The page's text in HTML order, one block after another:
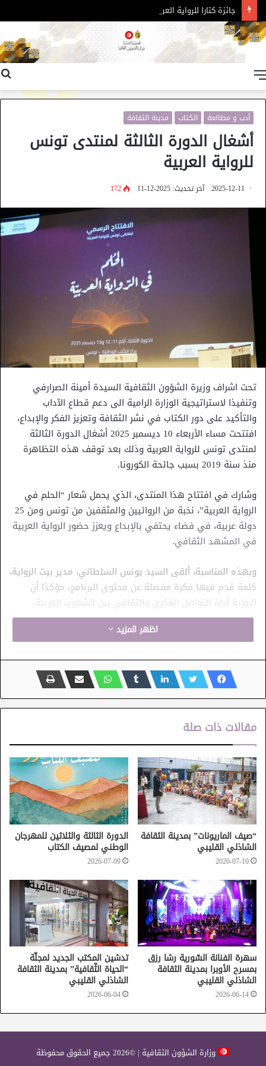
جائزة كتارا للرواية العربية – الدورة 11
أدب و مطالعة الكتاب مدينة الثقافة
أشغال الدورة الثالثة لمنتدى تونس
للرواية العربية
2025-12-11 آخر تحديث: 2025-12-11 172
تحت اشراف وزيرة الشؤون الثقافية السيدة أمينة الصرارفي
وتنفيذا لاستراتيجية الوزارة الرامية الى دعم قطاع الآداب
والتأكيد على دور الكتاب في نشر الثقافة وتعزيز الفكر والإبداع،
افتتحت مساء الأربعاء 10 ديسمبر 2025 أشغال الدورة الثالثة
لمنتدى تونس للرواية العربية وذلك بعد توقف هذه التظاهرة
منذ سنة 2019 بسبب جائحة الكورونا.
وشارك في افتتاح هذا المنتدى، الذي يحمل شعار “الحلم في
الرواية العربية”، نخبة من الروائيين والمثقفين من تونس ومن 25
دولة عربية، في فضاء يحتفي بالإبداع ويعزز حضور الرواية العربية
في المشهد الثقافي.
وبهذه المناسبة، ألقى السيد يونس السلطاني، مدير بيت الرواية،
كلمة قدم فيها فكرة مفصلة عن محتوى البرنامج، مؤكدًا أن
الرواية أداة للتواصل الفكري والثقافي بين الشعوب العربية.
وأوضح السلطاني أن الدورة الحالية تهدف إلى إتاحة منصة
الشباب على الانخراط في الثقافة والرواية، كما شدّد على أن
الملتقى يسعى إلى إبراز التنوع الإبداعي في الرواية العربية
وتشجيع الابتكار في الكتابة الأدبية، مع الحفاظ على جذور التراث
الثقافي العربي.
وتضمن البرنامج عرضًا موسيقيًا بعنوان “حلم”، أثّثته مجموعة
“وشج” المتكونة من غالية بن حليمة على العود وأوس بن حليمة
على القانون، بإشراف محمد حاتم هميلة على آلات الإيقاع. وقدّم
الثلاثي أداءً يجمع بين الأصالة والابتكار، مضيفًا لمسة فنية راقية
إلى أجواء الملتقى.
الآداب الكتاب بيت الرواية
اظهر المزيد
مقالات ذات صلة
“صيف الماريونات” بمدينة الثقافة
الشاذلي القليبي
2026-07-10
الدورة الثالثة والثلاثين للمهرجان
الوطني لمصيف الكتاب
2026-07-09
سهرة الفنانة السّورية رشا رزق
بمسرح الأوبرا بمدينة الثقافة
الشاذلي القليبي
2026-06-14
تدشين المكتب الجديد لمجلّة
“الحياة الثّقافية” بمدينة الثقافة
الشاذلي القليبي
2026-06-04
وزارة الشؤون الثقافية | ©2026 جميع الحقوق محفوظة